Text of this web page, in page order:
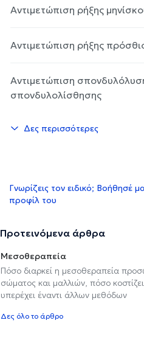
Αντιμετώπιση ρήξης
Αντιμετώπιση ρήξης
Αντιμετώπιση
σπονδυλολίσθησης
Δες περισσότερες
Γνωρίζεις τον ειδικό; Βοήθησέ
προφίλ του
Προτεινόμενα άρθρα
Μεσοθεραπεία
Πόσο διαρκεί η μεσοθεραπεία
σώματος και μαλλιών, πόσο κοστίζει
υπερέχει έναντι άλλων μεθόδων
Δες όλο το άρθρο